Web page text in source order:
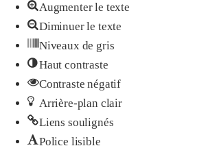
Augmenter le texte
Diminuer le texte
Niveaux de gris
Haut contraste
Contraste négatif
Arrière-plan clair
Liens soulignés
Police lisible